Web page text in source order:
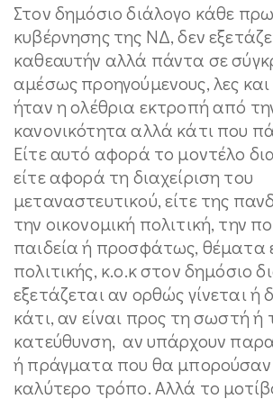
Στον δημόσιο διάλογο κάθε
κυβέρνησης της ΝΔ, δεν
καθεαυτήν αλλά πάντα σε
αμέσως προηγούμενους, λες και
ήταν η ολέθρια εκτροπή από
κανονικότητα αλλά κάτι που
Είτε αυτό αφορά το μοντέλο
είτε αφορά τη διαχείριση του
μεταναστευτικού, είτε της
την οικονομική πολιτική, την
παιδεία ή προσφάτως, θέματα
πολιτικής, κ.ο.κ στον δημόσιο
εξετάζεται αν ορθώς γίνεται ή
κάτι, αν είναι προς τη σωστή ή
κατεύθυνση, αν υπάρχουν
ή πράγματα που θα μπορούσαν
καλύτερο τρόπο. Αλλά το